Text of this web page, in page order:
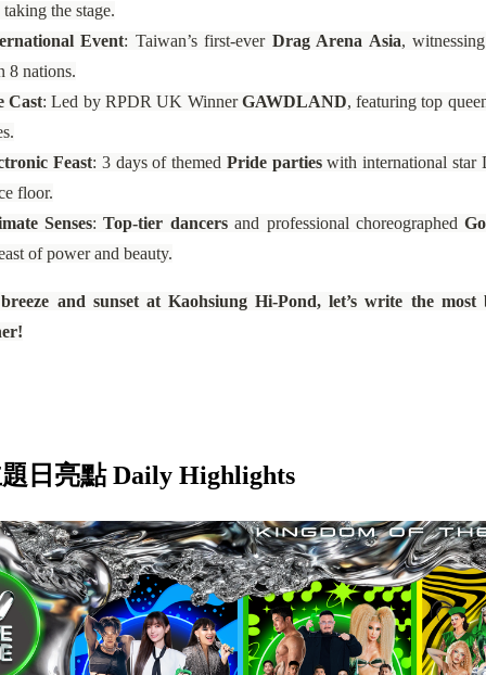
taking the stage.
Event: Taiwan’s first-ever Drag Arena Asia,
8 nations.
Cast: Led by RPDR UK WinnerGAWDLAND, featuring top
Feast: 3 days of themed Pride partieswith international star
floor.
Senses:Top-tier dancersand professional choreographed
of power and beauty.
and sunset at Kaohsiung Hi-Pond, let’s write the
日亮點 Daily Highlights